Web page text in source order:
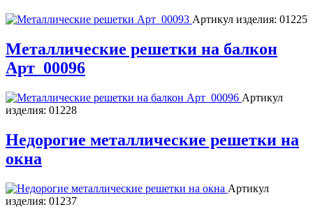
Артикул изделия: 01225
Металлические решетки на балкон
Арт_00096
Артикул
изделия: 01228
Недорогие металлические решетки на
окна
Артикул
изделия: 01237